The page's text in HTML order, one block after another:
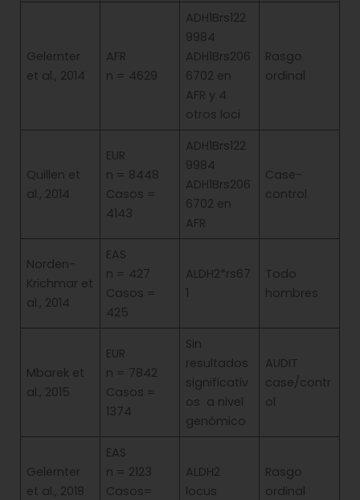
Gelernter
et al., 2014
AFR
n = 4629
ADH1Brs122
9984
ADH1Brs206
6702 en
AFR y 4
otros loci
Rasgo
ordinal
Quillen et
al., 2014
EUR
n = 8448
Casos =
4143
ADH1Brs122
9984
ADH1Brs206
6702 en
AFR
Case-
control
Norden-
Krichmar et
al., 2014
EAS
n = 427
Casos =
425
ALDH2*rs67
1
Todo
hombres
Mbarek et
al., 2015
EUR
n = 7842
Casos =
1374
Sin
resultados
significativ
os a nivel
genómico
AUDIT
case/contr
ol
Gelernter
et al., 2018
EAS
n = 2123
Casos=
ALDH2
locus
Rasgo
ordinal